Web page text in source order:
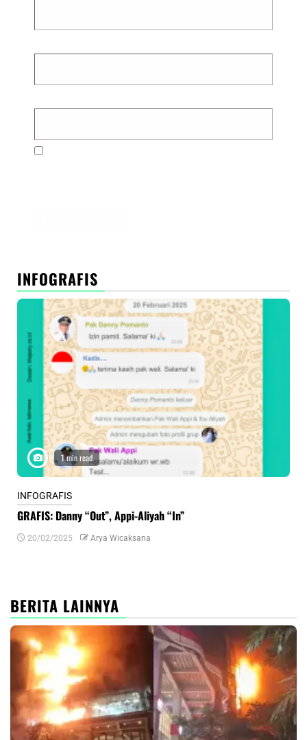
INFOGRAFIS
1 min read
INFOGRAFIS
GRAFIS: Danny “Out”, Appi-Aliyah “In”
20/02/2025 Arya Wicaksana
BERITA LAINNYA